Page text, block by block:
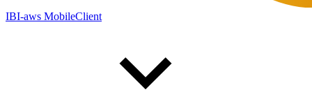
IBI-aws MobileClient